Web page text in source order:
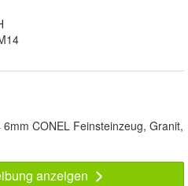
CONEL Feinsteinzeug, Granit,
anzeigen